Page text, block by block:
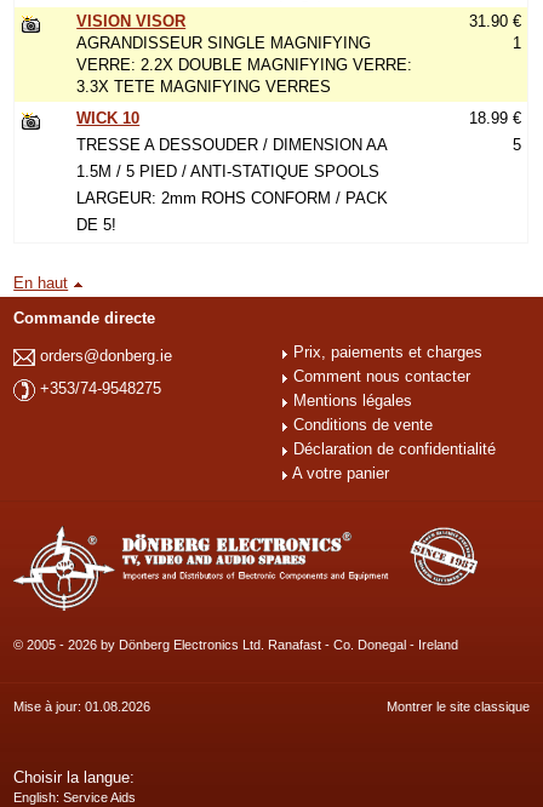
VISION VISOR
AGRANDISSEUR SINGLE MAGNIFYING
VERRE: 2.2X DOUBLE MAGNIFYING VERRE:
3.3X TETE MAGNIFYING VERRES
31.90 €
1
WICK 10
TRESSE A DESSOUDER / DIMENSION AA
1.5M / 5 PIED / ANTI-STATIQUE SPOOLS
LARGEUR: 2mm ROHS CONFORM / PACK
DE 5!
18.99 €
5
En haut
Commande directe
orders@donberg.ie
+353/74-9548275
Prix, paiements et charges
Comment nous contacter
Mentions légales
Conditions de vente
Déclaration de confidentialité
A votre panier
© 2005 - 2026 by Dönberg Electronics Ltd. Ranafast - Co. Donegal - Ireland
Mise à jour: 01.08.2026 Montrer le site classique
Choisir la langue:
English: Service Aids